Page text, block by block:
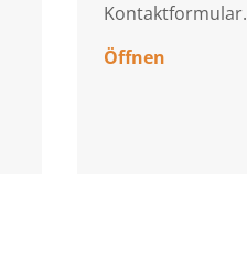
Kontaktformular.
Öffnen